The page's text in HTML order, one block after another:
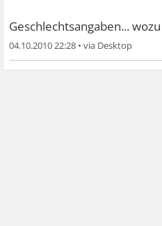
Geschlechtsangaben...
04.10.2010 22:28 •